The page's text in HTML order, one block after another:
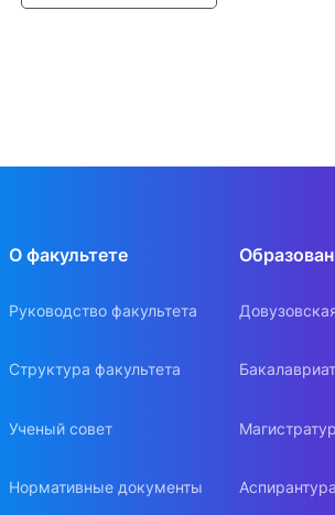
О факультете
Руководство факультета
Структура факультета
Ученый совет
Нормативные документы
Бакалавриат
Аспирантура